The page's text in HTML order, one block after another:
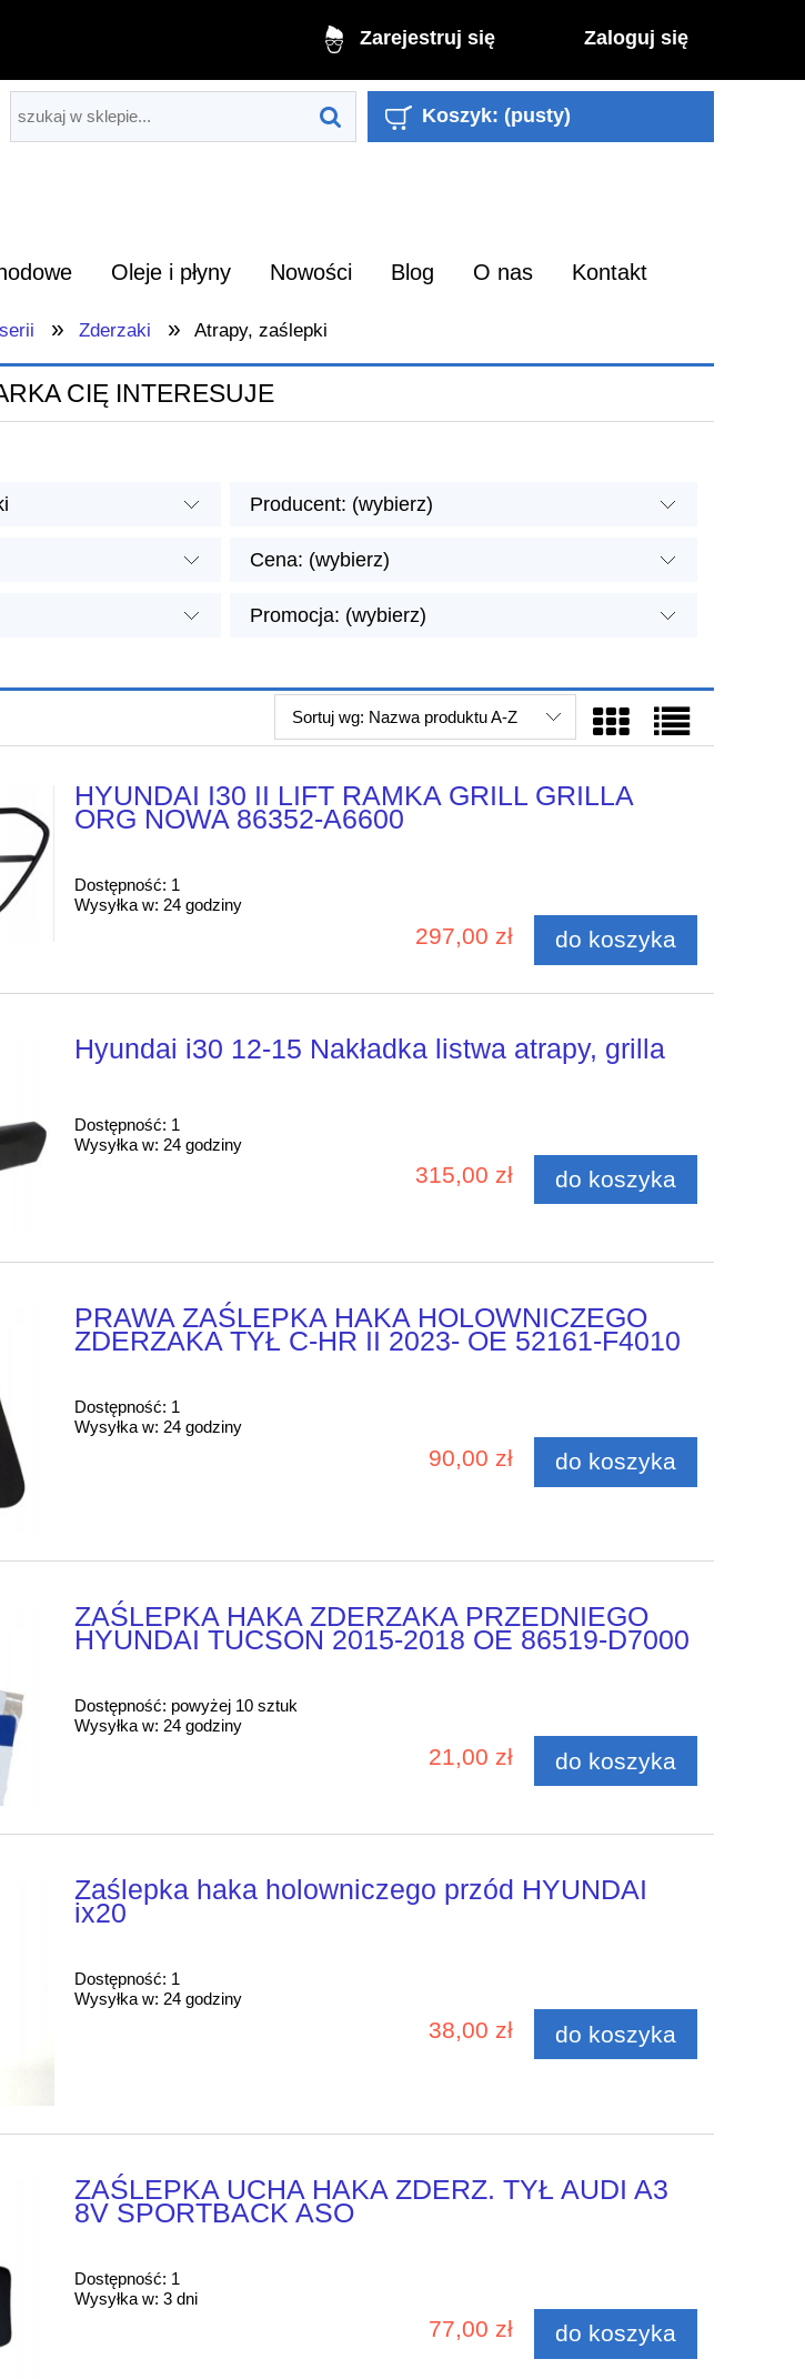
Zarejestruj się Zaloguj się
Koszyk: (pusty)
Oleje i płyny Nowości Blog O nas Kontakt
» Zderzaki » Atrapy, zaślepki
CIĘ INTERESUJE
Producent: (wybierz)
Cena: (wybierz)
Promocja: (wybierz)
Sortuj wg: Nazwa produktu A-Z
HYUNDAI I30 II LIFT RAMKA GRILL GRILLA
ORG NOWA 86352-A6600
Dostępność: 1
Wysyłka w: 24 godziny
297,00 zł do koszyka
Hyundai i30 12-15 Nakładka listwa atrapy, grilla
Dostępność: 1
Wysyłka w: 24 godziny
315,00 zł do koszyka
PRAWA ZAŚLEPKA HAKA HOLOWNICZEGO
ZDERZAKA TYŁ C-HR II 2023- OE 52161-F4010
Dostępność: 1
Wysyłka w: 24 godziny
90,00 zł do koszyka
ZAŚLEPKA HAKA ZDERZAKA PRZEDNIEGO
HYUNDAI TUCSON 2015-2018 OE 86519-D7000
Dostępność: powyżej 10 sztuk
Wysyłka w: 24 godziny
21,00 zł do koszyka
Zaślepka haka holowniczego przód HYUNDAI
ix20
Dostępność: 1
Wysyłka w: 24 godziny
38,00 zł do koszyka
ZAŚLEPKA UCHA HAKA ZDERZ. TYŁ AUDI A3
8V SPORTBACK ASO
Dostępność: 1
Wysyłka w: 3 dni
77,00 zł do koszyka